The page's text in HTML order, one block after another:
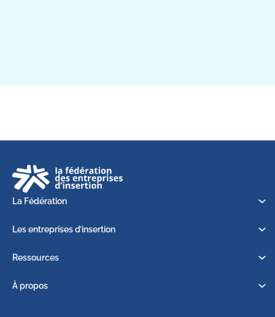
La Fédération
Les entreprises d’insertion
Ressources
À propos